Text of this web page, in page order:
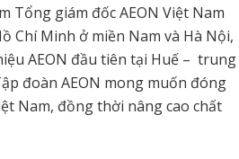
Tổng giám đốc AEON Việt Nam
Chí Minh ở miền Nam và Hà Nội,
AEON đầu tiên tại Huế – trung
đoàn AEON mong muốn đóng
Nam, đồng thời nâng cao chất